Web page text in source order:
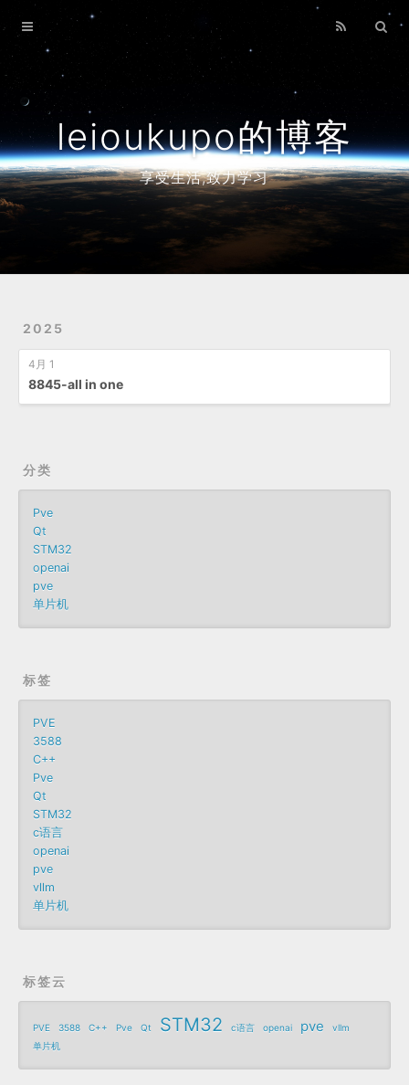
leioukupo的博客
享受生活,致力学习
2025
4月 1
8845-all in one
分类
Pve
Qt
STM32
openai
pve
单片机
标签
PVE
3588
C++
Pve
Qt
STM32
c语言
openai
pve
vllm
单片机
标签云
PVE 3588 C++ Pve Qt STM32 c语言 openai pve
vllm
单片机
Home